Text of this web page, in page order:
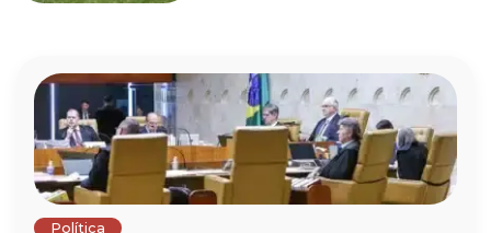
Política